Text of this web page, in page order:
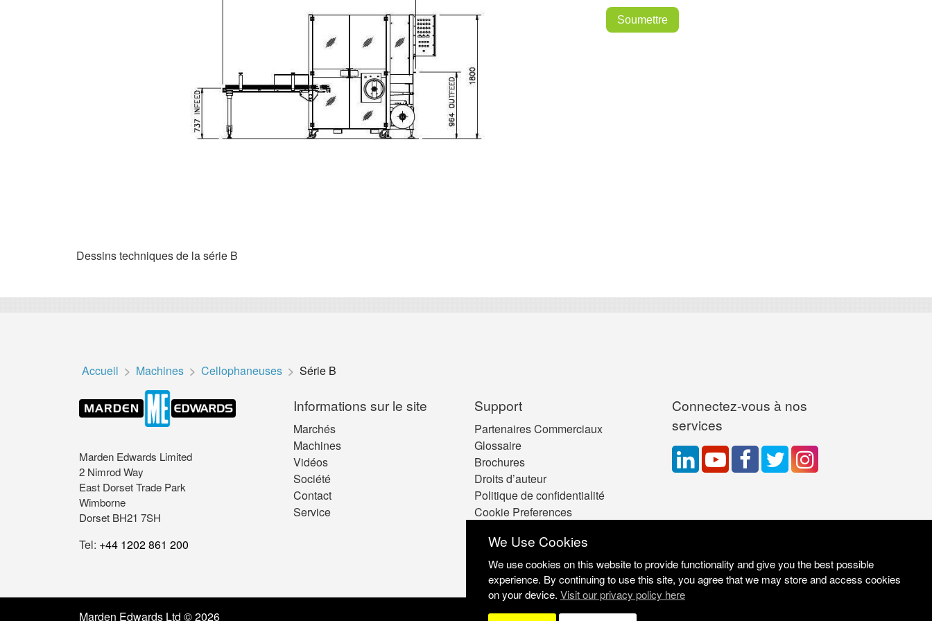
Dessins techniques de la série B
Accueil Machines Cellophaneuses Série B
Marden Edwards Limited
2 Nimrod Way
East Dorset Trade Park
Wimborne
Dorset BH21 7SH
Tel: +44 1202 861 200
‫Informations sur le site
Marchés
Machines
Vidéos
Société
Contact
Service
Support
Partenaires Commerciaux
Glossaire
Brochures
Droits d’auteur
Politique de confidentialité
Cookie Preferences
Connectez-vous à nos
services
Marden Edwards Ltd © 2026
We Use Cookies
We use cookies on this website to provide functionality and give you the best possible
experience. By continuing to use this site, you agree that we may store and access cookies
on your device. Visit our privacy policy here